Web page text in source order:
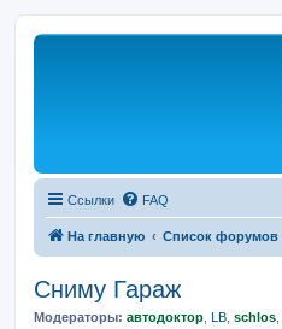
Ссылки FAQ
На главную Список форумов
Сниму Гараж
Модераторы: автодоктор LB schlos